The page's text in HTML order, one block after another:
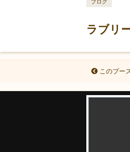
ラブリ
ブログ
このブー